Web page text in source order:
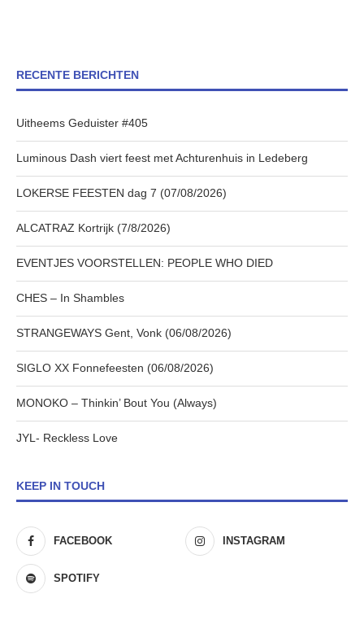
RECENTE BERICHTEN
Uitheems Geduister #405
Luminous Dash viert feest met Achturenhuis in Ledeberg
LOKERSE FEESTEN dag 7 (07/08/2026)
ALCATRAZ Kortrijk (7/8/2026)
EVENTJES VOORSTELLEN: PEOPLE WHO DIED
CHES – In Shambles
STRANGEWAYS Gent, Vonk (06/08/2026)
SIGLO XX Fonnefeesten (06/08/2026)
MONOKO – Thinkin’ Bout You (Always)
JYL- Reckless Love
KEEP IN TOUCH
FACEBOOK INSTAGRAM
SPOTIFY